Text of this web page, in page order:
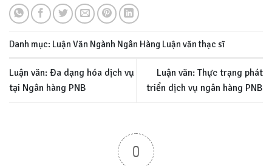
Danh mục: Luận Văn Ngành Ngân Hàng Luận văn thạc sĩ
Luận văn: Đa dạng hóa dịch vụ
tại Ngân hàng PNB
Luận văn: Thực trạng phát
triển dịch vụ ngân hàng PNB
0